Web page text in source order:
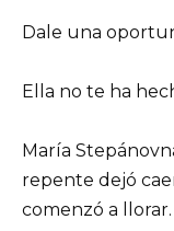
Dale una
Ella no te ha
María
repente dejó
comenzó a llorar.